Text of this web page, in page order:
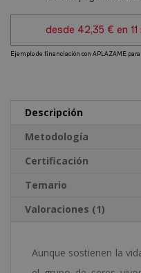
-
cantidad
Descripción
Metodología
Certificación
Temario
Valoraciones (1)
Aunque sostienen la